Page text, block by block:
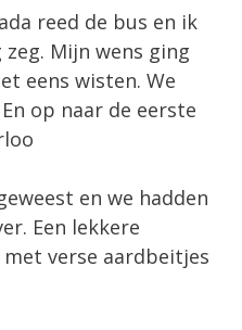
reed de bus en ik
Mijn wens ging
eens wisten. We
op naar de eerste
en we hadden
Een lekkere
verse aardbeitjes